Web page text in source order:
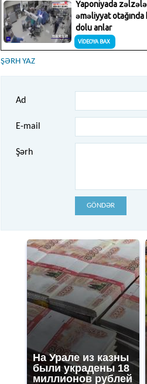
ŞƏRH YAZ
Ad
E-mail
Şərh
GÖNDƏR
На Урале из казны
были украдены 18
миллионов рублей